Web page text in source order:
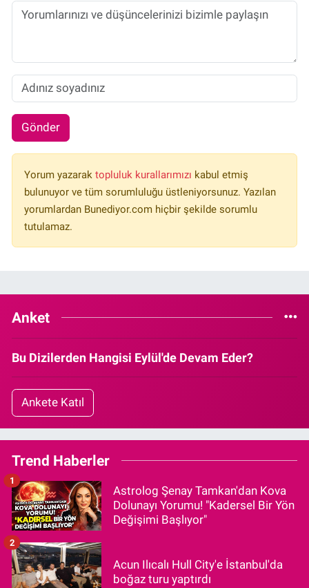
Gönder
Yorum yazarak topluluk kurallarımızı kabul etmiş
bulunuyor ve tüm sorumluluğu üstleniyorsunuz. Yazılan
yorumlardan Bunediyor.com hiçbir şekilde sorumlu
tutulamaz.
Anket
Bu Dizilerden Hangisi Eylül'de Devam Eder?
Ankete Katıl
Trend Haberler
Astrolog Şenay Tamkan'dan Kova
Dolunayı Yorumu! "Kadersel Bir Yön
Değişimi Başlıyor"
1
Acun Ilıcalı Hull City'e İstanbul'da
boğaz turu yaptırdı
2